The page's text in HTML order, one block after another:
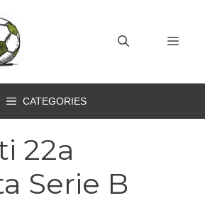
CATEGORIES
22a
Serie B